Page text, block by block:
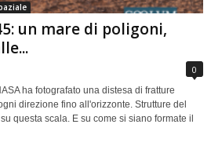
un mare di poligoni,
0
ha fotografato una distesa di fratture
direzione fino all'orizzonte. Strutture del
questa scala. E su come si siano formate il